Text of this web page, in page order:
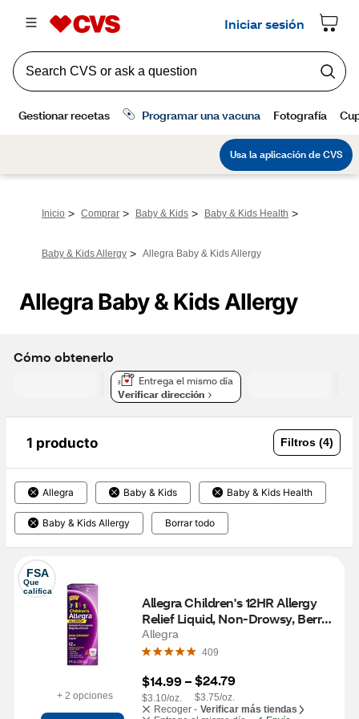
Inicio > Comprar > Baby & Kids > Baby & Kids Health >
Baby & Kids Allergy > Allegra Baby & Kids Allergy
Allegra Baby & Kids Allergy
Cómo obtenerlo
Entrega el mismo día
Verificar dirección
1 producto Filtros (4)
Allegra Baby & Kids Baby & Kids Health
Baby & Kids Allergy Borrar todo
FSA
Que
califica
+ 2 opciones
Allegra Children's 12HR Allergy
Relief Liquid, Non-Drowsy, Berry,
4 OZ
Allegra
409
$14.99 –
$3.10/oz.
$24.79
$3.75/oz.
Recoger - Verificar más tiendas